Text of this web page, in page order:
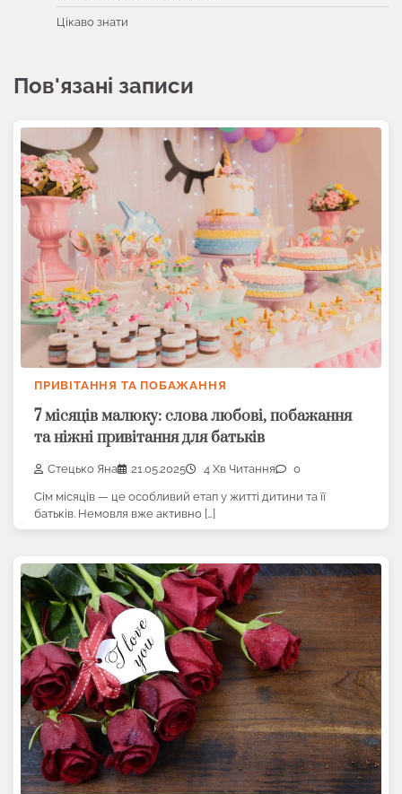
Цікаво знати
Пов'язані записи
ПРИВІТАННЯ ТА ПОБАЖАННЯ
7 місяців малюку: слова любові, побажання
та ніжні привітання для батьків
Стецько Яна 21.05.2025 4 Хв Читання 0
Сім місяців — це особливий етап у житті дитини та її
батьків. Немовля вже активно […]